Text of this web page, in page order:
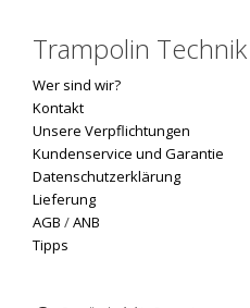
Trampolin Technik
Wer sind wir?
Kontakt
Unsere Verpflichtungen
Kundenservice und Garantie
Datenschutzerklärung
Lieferung
AGB /ANB
Tipps